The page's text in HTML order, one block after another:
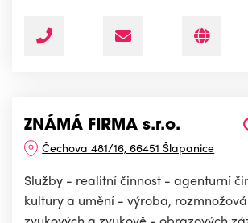
ZNÁMÁ FIRMA s.r.o.
Čechova 481/16, 66451 Šlapanice
Služby - realitní činnost - agenturní
kultury a umění - výroba,